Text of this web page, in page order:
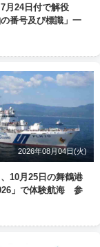
月24日付で解役
番号及び標識」一
2026年08月04日(火)
10月25日の舞鶴港
」で体験航海 参